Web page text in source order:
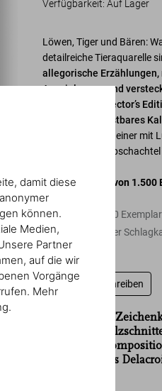
damit diese
können.
Medien,
Partner
auf die wir
Vorgänge
Mehr
Verfügbarkeit:Auf Lager
Löwen, Tiger und Bären:
detailreiche Tieraquarelle
allegorische Erzählungen,
Anspielungen und
Collector’s
in kostbares
und in einer mit
bezogenen
Limited Edition von 1.500
Edition von 1.500
Hardcover in einer
lb,354
Bewertung schreiben
„Walton Fords
kraftvollen
raffinierten
Schwung eines